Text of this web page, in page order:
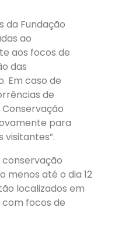
da Fundação
ao
aos focos de
das
Em caso de
de
Conservação
para
visitantes”.
conservação
menos até o dia 12
localizados em
focos de